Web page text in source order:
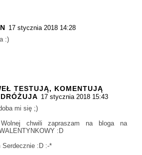
17 stycznia 2018 14:28
:)
TESTUJĄ, KOMENTUJĄ
17 stycznia 2018 15:43
mi się ;)
chwili zapraszam na bloga na
:D
Serdecznie :D :-*